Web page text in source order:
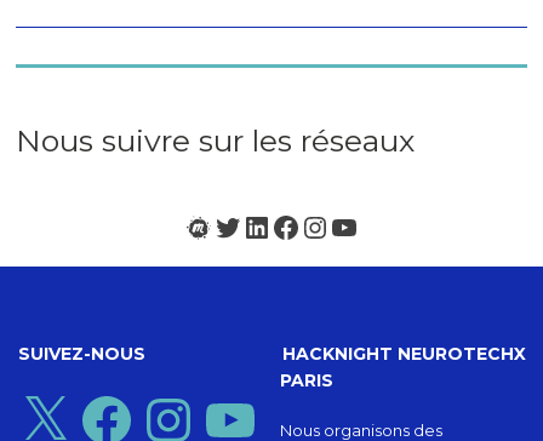
pérégrinations
(juin
2023)
Nous suivre sur les réseaux
Meetup
Twitter
LinkedIn
Facebook
Instagram
YouTube
SUIVEZ-NOUS
X FacebookInstagram
HACKNIGHT NEUROTECHX
PARIS
Nous organisons des